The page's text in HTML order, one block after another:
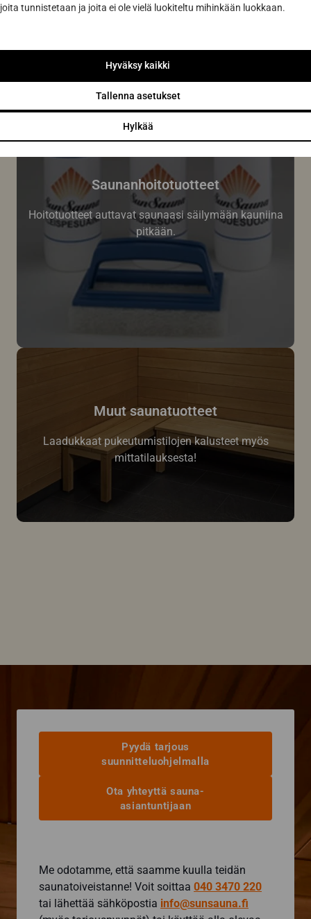
tunnistetaan ja joita ei ole vielä luokiteltu mihinkään luokkaan.
Hylkää
Tallenna asetukset
Hyväksy kaikki
Saunanhoitotuotteet
Hoitotuotteet auttavat saunaasi säilymään kauniina
pitkään.
Muut saunatuotteet
Laadukkaat pukeutumistilojen kalusteet myös
mittatilauksesta!
Pyydä tarjous
suunnitteluohjelmalla
Ota yhteyttä sauna-
asiantuntijaan
Me odotamme, että saamme kuulla teidän
saunatoiveistanne! Voit soittaa 040 3470 220
tai lähettää sähköpostia info@sunsauna.fi